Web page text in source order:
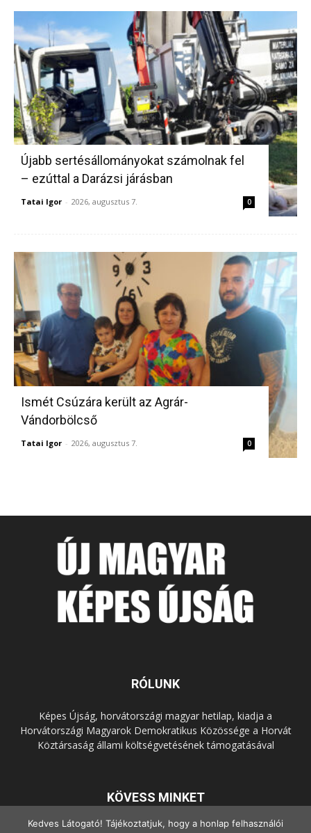
Újabb sertésállományokat számolnak fel
– ezúttal a Darázsi járásban
Tatai Igor - 2026, augusztus 7. 0
Ismét Csúzára került az Agrár-
Vándorbölcső
Tatai Igor - 2026, augusztus 7. 0
RÓLUNK
Képes Újság, horvátországi magyar hetilap, kiadja a
Horvátországi Magyarok Demokratikus Közössége a Horvát
Köztársaság állami költségvetésének támogatásával
KÖVESS MINKET
Kedves Látogató! Tájékoztatjuk, hogy a honlap felhasználói